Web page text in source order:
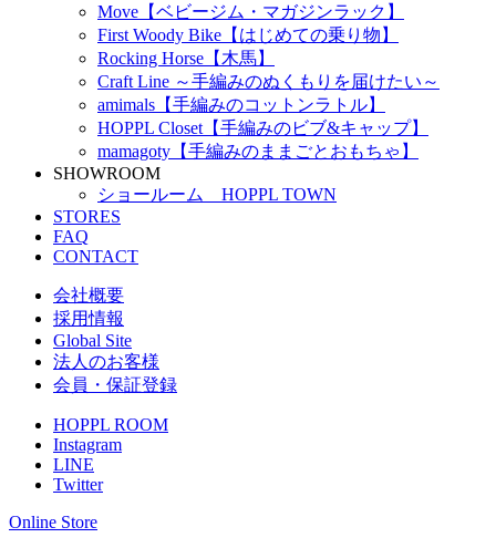
Move【ベビージム・マガジンラック】
First Woody Bike【はじめての乗り物】
Rocking Horse【木馬】
Craft Line ～手編みのぬくもりを届けたい～
amimals【手編みのコットンラトル】
HOPPL Closet【手編みのビブ&キャップ】
mamagoty【手編みのままごとおもちゃ】
SHOWROOM
ショールーム HOPPL TOWN
STORES
FAQ
CONTACT
会社概要
採用情報
Global Site
法人のお客様
会員・保証登録
HOPPL ROOM
Instagram
LINE
Twitter
Online Store